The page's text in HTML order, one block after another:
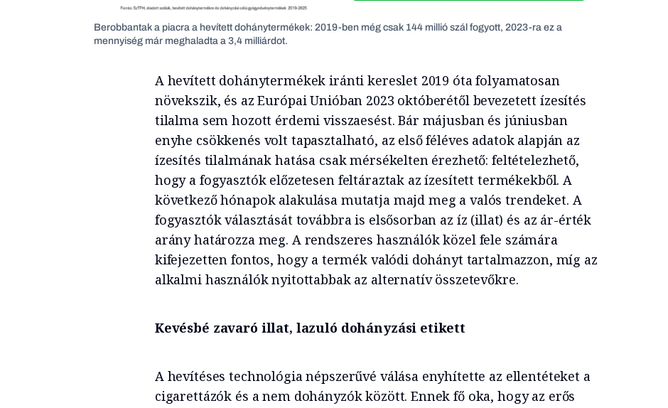
Berobbantak a piacra a hevített dohánytermékek: 2019-ben még csak 144 millió szál fogyott, 2023-ra ez a
mennyiség már meghaladta a 3,4 milliárdot.
A hevített dohánytermékek iránti kereslet 2019 óta folyamatosan
növekszik, és az Európai Unióban 2023 októberétől bevezetett ízesítés
tilalma sem hozott érdemi visszaesést. Bár májusban és júniusban
enyhe csökkenés volt tapasztalható, az első féléves adatok alapján az
ízesítés tilalmának hatása csak mérsékelten érezhető: feltételezhető,
hogy a fogyasztók előzetesen feltáraztak az ízesített termékekből. A
következő hónapok alakulása mutatja majd meg a valós trendeket. A
fogyasztók választását továbbra is elsősorban az íz (illat) és az ár-érték
arány határozza meg. A rendszeres használók közel fele számára
kifejezetten fontos, hogy a termék valódi dohányt tartalmazzon, míg az
alkalmi használók nyitottabbak az alternatív összetevőkre.
Kevésbé zavaró illat, lazuló dohányzási etikett
A hevítéses technológia népszerűvé válása enyhítette az ellentéteket a
cigarettázók és a nem dohányzók között. Ennek fő oka, hogy az erős